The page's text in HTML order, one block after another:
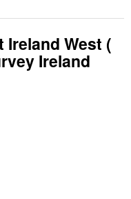
Ireland West (
Ireland